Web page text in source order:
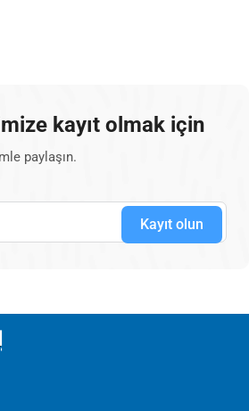
kayıt olmak için
paylaşın.
Kayıt olun